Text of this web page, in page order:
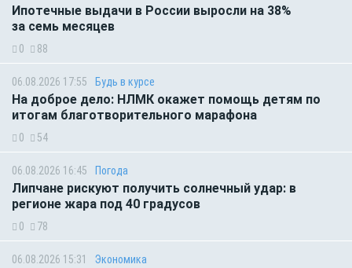
Ипотечные выдачи в России выросли на 38%
за семь месяцев
0 88
06.08.2026 17:55 Будь в курсе
На доброе дело: НЛМК окажет помощь детям по
итогам благотворительного марафона
0 54
06.08.2026 16:45 Погода
Липчане рискуют получить солнечный удар: в
регионе жара под 40 градусов
0 78
06.08.2026 15:31 Экономика